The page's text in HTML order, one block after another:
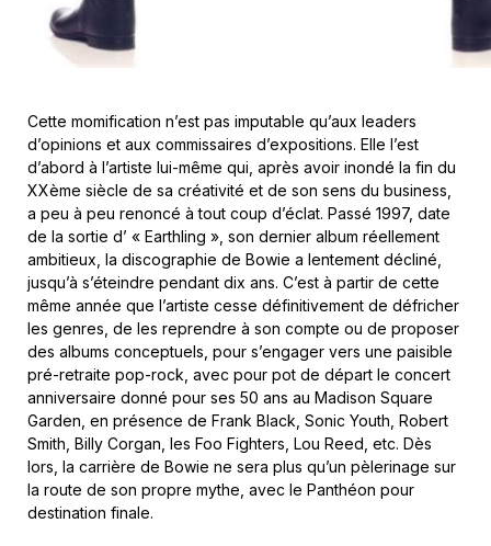
Cette momification n’est pas imputable qu’aux leaders
d’opinions et aux commissaires d’expositions. Elle l’est
d’abord à l’artiste lui-même qui, après avoir inondé la fin du
XXème siècle de sa créativité et de son sens du business,
a peu à peu renoncé à tout coup d’éclat. Passé 1997, date
de la sortie d’ « Earthling », son dernier album réellement
ambitieux, la discographie de Bowie a lentement décliné,
jusqu’à s’éteindre pendant dix ans. C’est à partir de cette
même année que l’artiste cesse définitivement de défricher
les genres, de les reprendre à son compte ou de proposer
des albums conceptuels, pour s’engager vers une paisible
pré-retraite pop-rock, avec pour pot de départ le concert
anniversaire donné pour ses 50 ans au Madison Square
Garden, en présence de Frank Black, Sonic Youth, Robert
Smith, Billy Corgan, les Foo Fighters, Lou Reed, etc. Dès
lors, la carrière de Bowie ne sera plus qu’un pèlerinage sur
la route de son propre mythe, avec le Panthéon pour
destination finale.